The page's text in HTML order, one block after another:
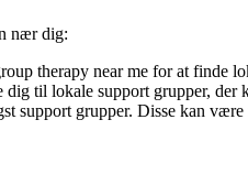
nær dig:
therapy near me for at finde
til lokale support grupper,
support grupper. Disse kan